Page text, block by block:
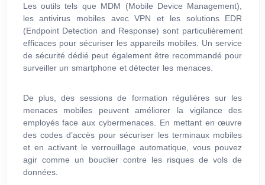
Les outils tels que MDM (Mobile Device Management),
les antivirus mobiles avec VPN et les solutions EDR
(Endpoint Detection and Response) sont particulièrement
efficaces pour sécuriser les appareils mobiles. Un service
de sécurité dédié peut également être recommandé pour
surveiller un smartphone et détecter les menaces.
De plus, des sessions de formation régulières sur les
menaces mobiles peuvent améliorer la vigilance des
employés face aux cybermenaces. En mettant en œuvre
des codes d’accès pour sécuriser les terminaux mobiles
et en activant le verrouillage automatique, vous pouvez
agir comme un bouclier contre les risques de vols de
données.